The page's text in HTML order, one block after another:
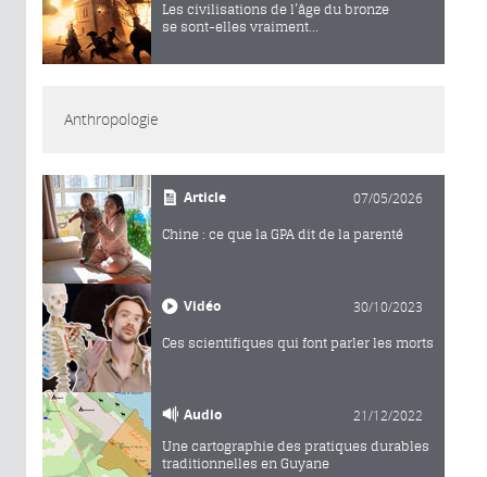
Les civilisations de l’âge du bronze
se sont-elles vraiment...
Anthropologie
Article 07/05/2026
Chine : ce que la GPA dit de la parenté
Vidéo 30/10/2023
Ces scientifiques qui font parler les morts
Audio 21/12/2022
Une cartographie des pratiques durables
traditionnelles en Guyane